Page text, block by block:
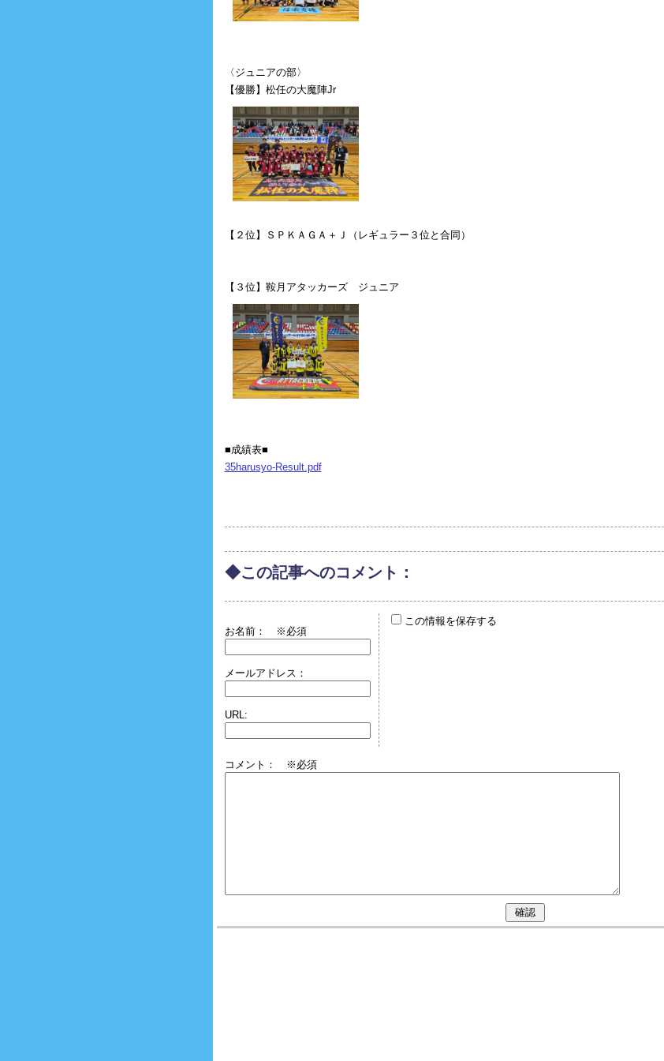
〈ジュニアの部〉
【優勝】松任の大魔陣Jr
【２位】ＳＰＫＡＧＡ＋Ｊ（レギュラー３位と合同）
【３位】鞍月アタッカーズ ジュニア
■成績表■
35harusyo-Result.pdf
◆この記事へのコメント：
お名前： ※必須
メールアドレス：
URL:
この情報を保存する
コメント： ※必須